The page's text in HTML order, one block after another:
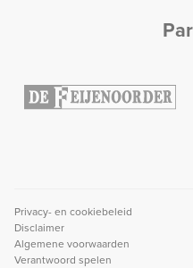
Privacy- en cookiebeleid
Disclaimer
Algemene voorwaarden
Verantwoord spelen